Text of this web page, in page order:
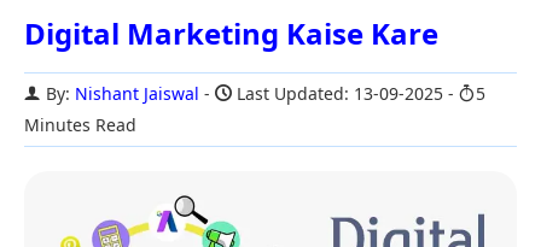
Digital Marketing Kaise Kare
By: Nishant Jaiswal Last Updated: 13-09-2025
5
Minutes Read